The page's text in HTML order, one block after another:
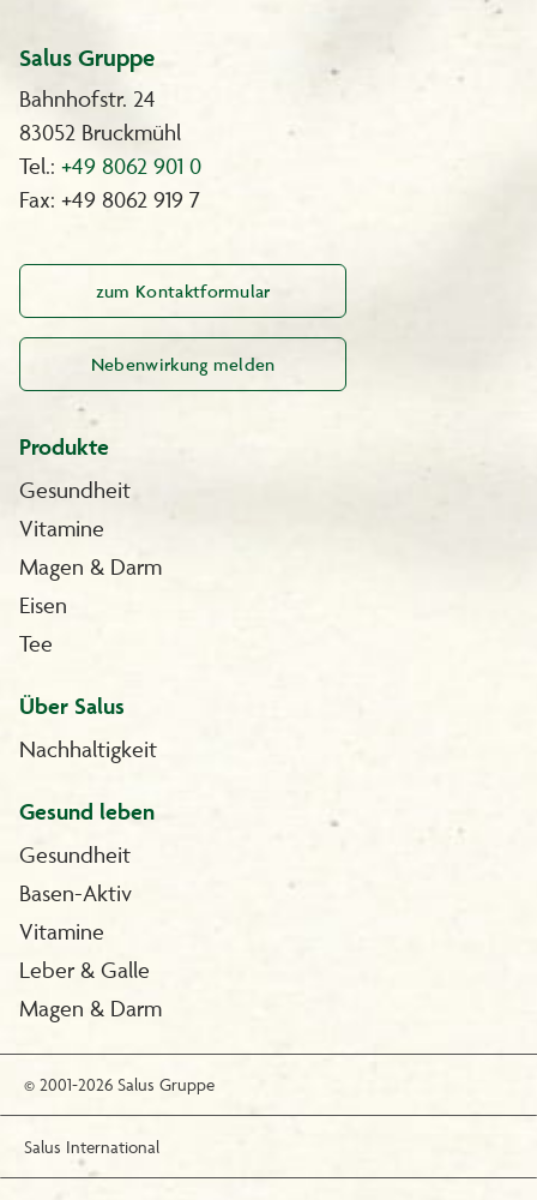
Salus Gruppe
Bahnhofstr. 24
83052 Bruckmühl
Tel.: +49 8062 901 0
Fax: +49 8062 919 7
zum Kontaktformular
Nebenwirkung melden
Produkte
Gesundheit
Vitamine
Magen & Darm
Eisen
Tee
Über Salus
Nachhaltigkeit
Gesund leben
Gesundheit
Basen-Aktiv
Vitamine
Leber & Galle
Magen & Darm
© 2001-2026 Salus Gruppe
Salus International